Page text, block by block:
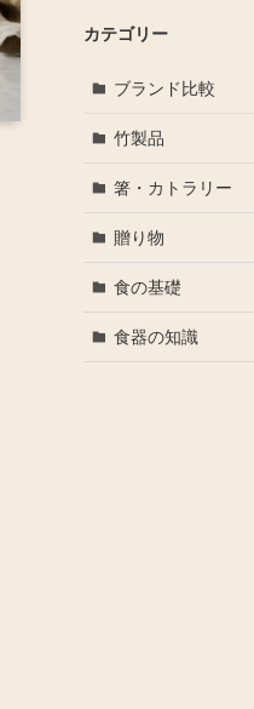
カテゴリー
ブランド比較
竹製品
箸・カトラリー
贈り物
食の基礎
食器の知識